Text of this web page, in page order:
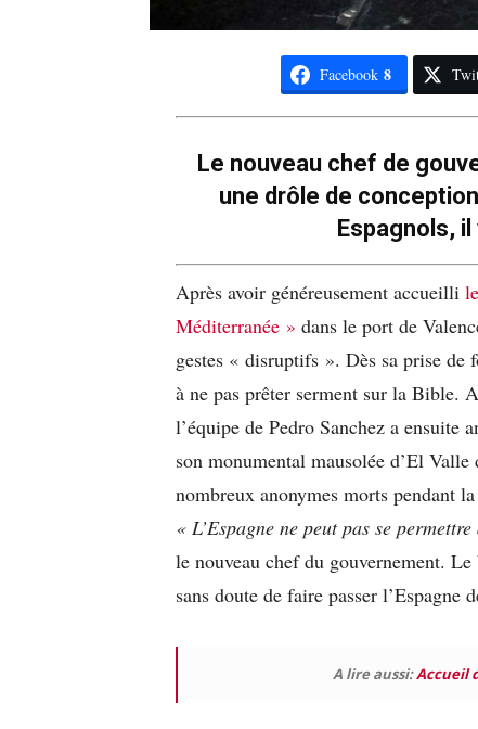
Facebook 8
Le nouveau chef de
une drôle de
Espagnols,
Après avoir généreusement accueilli
Méditerranée » dans le port de
gestes « disruptifs ». Dès sa prise
à ne pas prêter serment sur la Bible.
l’équipe de Pedro Sanchez a
son monumental mausolée d’El
nombreux anonymes morts pendant
« L’Espagne ne peut pas se
le nouveau chef du gouvernement. Le
sans doute de faire passer
A lire aussi:Accueil